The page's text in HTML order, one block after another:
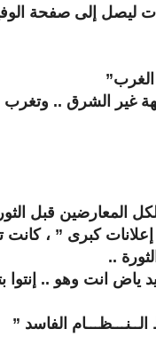
ليصل إلى صفحة
غير الشرق ..
المعارضين قبل
كبرى ” ، كانت
..
انت وهو .. إنتوا
الفاسد ”